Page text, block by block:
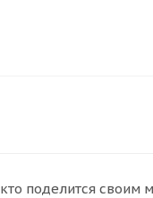
поделится своим